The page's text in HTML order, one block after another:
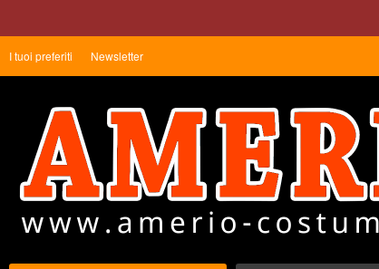
I tuoi preferiti Newsletter